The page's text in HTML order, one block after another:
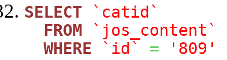
SELECT
`catid`
FROM
`jos_content`
WHERE
`id` =
'809'